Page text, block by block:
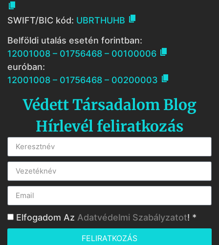

SWIFT/BIC kód: UBRTHUHB 
Belföldi utalás esetén forintban:
12001008 – 01756468 – 00100006 
euróban:
12001008 – 01756468 – 00200003 
Védett Társadalom Blog
Hírlevél feliratkozás
Elfogadom Az Adatvédelmi Szabályzatot! *
FELIRATKOZÁS